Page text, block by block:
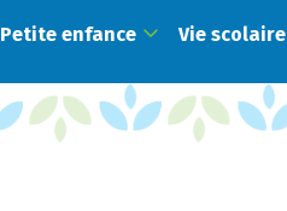
Petite enfance Vie scolaire